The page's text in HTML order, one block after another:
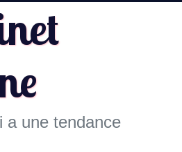
a une tendance